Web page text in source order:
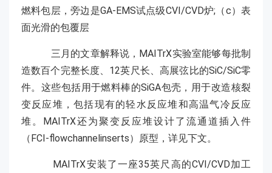
燃料包层，旁边是GA-EMS试点级CVI/CVD炉;（c）表
面光滑的包覆层
三月的文章解释说，MAITrX实验室能够每批制
造数百个完整长度、12英尺长、高展弦比的SiC/SiC零
件。这些包括用于燃料棒的SiGA包壳，用于改造核裂
变反应堆，包括现有的轻水反应堆和高温气冷反应
堆。MAITrX还为聚变反应堆设计了流通道插入件
（FCI-flowchannelinserts）原型，详见下文。
MAITrX安装了一座35英尺高的CVI/CVD加工